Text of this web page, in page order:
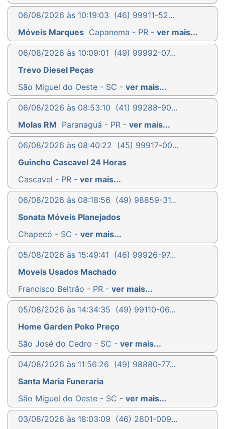
06/08/2026 às 10:19:03 (46) 99911-52...
Móveis Marques Capanema - PR - ver mais...
06/08/2026 às 10:09:01 (49) 99992-07...
Trevo Diesel Peças
São Miguel do Oeste - SC - ver mais...
06/08/2026 às 08:53:10 (41) 99288-90...
Molas RM Paranaguá - PR - ver mais...
06/08/2026 às 08:40:22 (45) 99917-00...
Guincho Cascavel 24 Horas
Cascavel - PR - ver mais...
06/08/2026 às 08:18:56 (49) 98859-31...
Sonata Móveis Planejados
Chapecó - SC - ver mais...
05/08/2026 às 15:49:41 (46) 99926-97...
Moveis Usados Machado
Francisco Beltrão - PR - ver mais...
05/08/2026 às 14:34:35 (49) 99110-06...
Home Garden Poko Preço
São José do Cedro - SC - ver mais...
04/08/2026 às 11:56:26 (49) 98880-77...
Santa Maria Funeraria
São Miguel do Oeste - SC - ver mais...
03/08/2026 às 18:03:09 (46) 2601-009...